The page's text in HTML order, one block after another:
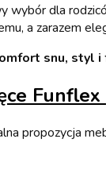
wybór dla
a zarazem
snu, styl
Funflex
propozycja